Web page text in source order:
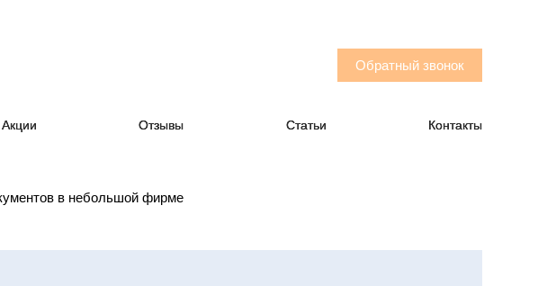
Обратный звонок
Акции Отзывы Статьи Контакты
в небольшой фирме